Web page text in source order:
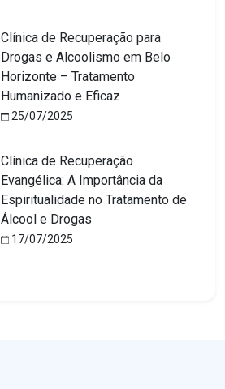
Clínica de Recuperação para
Drogas e Alcoolismo em Belo
Horizonte – Tratamento
Humanizado e Eficaz
25/07/2025
Clínica de Recuperação
Evangélica: A Importância da
Espiritualidade no Tratamento de
Álcool e Drogas
17/07/2025